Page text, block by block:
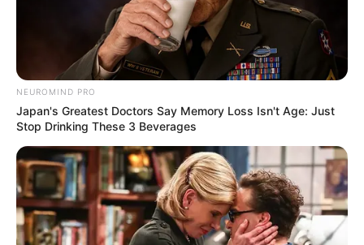
PRIX DE GROSBOIS 05-06-2023
NEUROMIND PRO
Japan's Greatest Doctors Say Memory Loss Isn't Age: Just
Stop Drinking These 3 Beverages